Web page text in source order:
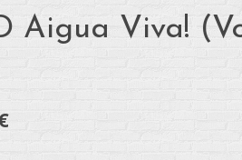
Aigua Viva!